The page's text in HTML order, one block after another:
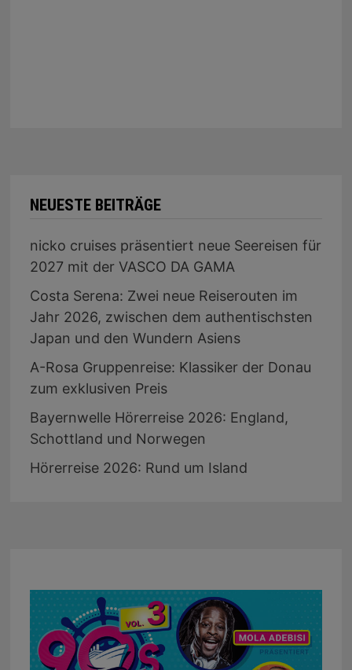
NEUESTE BEITRÄGE
nicko cruises präsentiert neue Seereisen für
2027 mit der VASCO DA GAMA
Costa Serena: Zwei neue Reiserouten im
Jahr 2026, zwischen dem authentischsten
Japan und den Wundern Asiens
A-Rosa Gruppenreise: Klassiker der Donau
zum exklusiven Preis
Bayernwelle Hörerreise 2026: England,
Schottland und Norwegen
Hörerreise 2026: Rund um Island